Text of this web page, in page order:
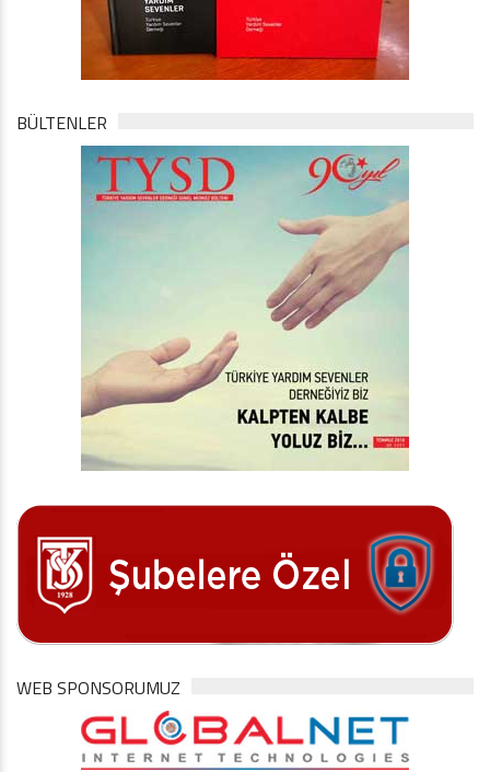
BÜLTENLER
WEB SPONSORUMUZ